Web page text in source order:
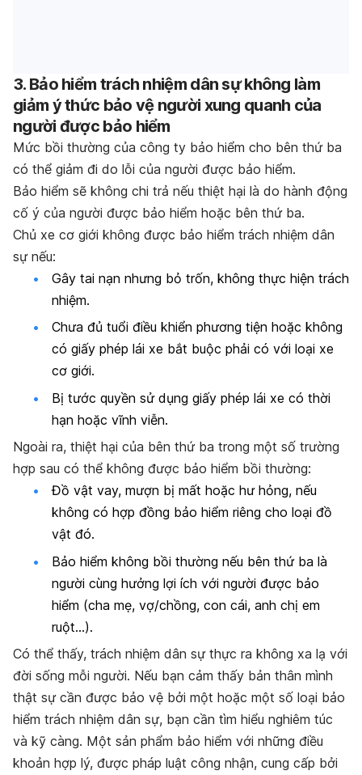
3. Bảo hiểm trách nhiệm dân sự không làm
giảm ý thức bảo vệ người xung quanh của
người được bảo hiểm
Mức bồi thường của công ty bảo hiểm cho bên thứ ba
có thể giảm đi do lỗi của người được bảo hiểm.
Bảo hiểm sẽ không chi trả nếu thiệt hại là do hành động
cố ý của người được bảo hiểm hoặc bên thứ ba.
Chủ xe cơ giới không được bảo hiểm trách nhiệm dân
sự nếu:
Gây tai nạn nhưng bỏ trốn, không thực hiện trách
nhiệm.
Chưa đủ tuổi điều khiển phương tiện hoặc không
có giấy phép lái xe bắt buộc phải có với loại xe
cơ giới.
Bị tước quyền sử dụng giấy phép lái xe có thời
hạn hoặc vĩnh viễn.
Ngoài ra, thiệt hại của bên thứ ba trong một số trường
hợp sau có thể không được bảo hiểm bồi thường:
Đồ vật vay, mượn bị mất hoặc hư hỏng, nếu
không có hợp đồng bảo hiểm riêng cho loại đồ
vật đó.
Bảo hiểm không bồi thường nếu bên thứ ba là
người cùng hưởng lợi ích với người được bảo
hiểm (cha mẹ, vợ/chồng, con cái, anh chị em
ruột…).
Có thể thấy, trách nhiệm dân sự thực ra không xa lạ với
đời sống mỗi người. Nếu bạn cảm thấy bản thân mình
thật sự cần được bảo vệ bởi một hoặc một số loại bảo
hiểm trách nhiệm dân sự, bạn cần tìm hiểu nghiêm túc
và kỹ càng. Một sản phẩm bảo hiểm với những điều
khoản hợp lý, được pháp luật công nhận, cung cấp bởi